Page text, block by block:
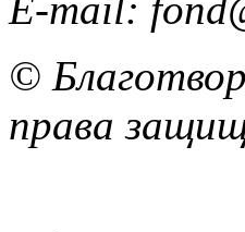
E-mail:
©
права